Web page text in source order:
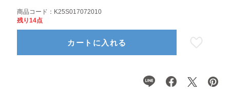
商品コード： K25S017072010
残り14点
カートに入れる